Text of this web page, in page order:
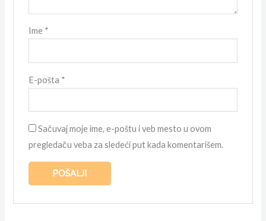
Ime *
E-pošta *
Sačuvaj moje ime, e-poštu i veb mesto u ovom
pregledaču veba za sledeći put kada komentarišem.